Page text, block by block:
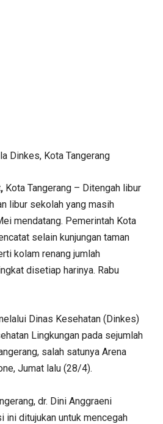
Dinkes, Kota Tangerang
Kota Tangerang – Ditengah libur
libur sekolah yang masih
mendatang. Pemerintah Kota
selain kunjungan taman
kolam renang jumlah
disetiap harinya. Rabu
Dinas Kesehatan (Dinkes)
Lingkungan pada sejumlah
salah satunya Arena
Jumat lalu (28/4).
dr. Dini Anggraeni
ini ditujukan untuk mencegah